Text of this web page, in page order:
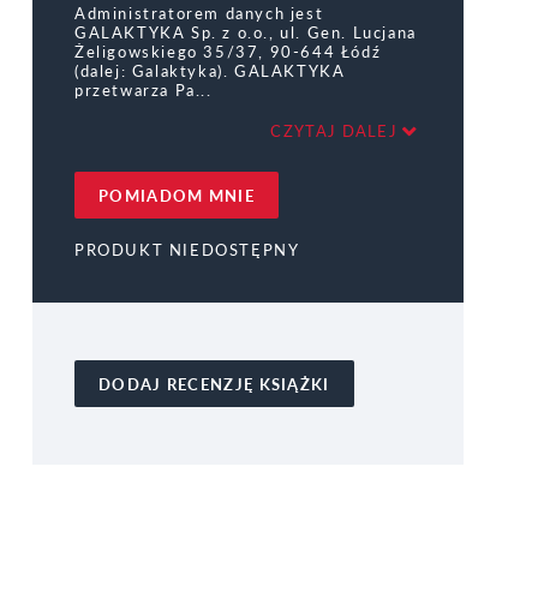
Administratorem danych jest
GALAKTYKA Sp. z o.o., ul. Gen. Lucjana
Żeligowskiego 35/37, 90-644 Łódź
(dalej: Galaktyka). GALAKTYKA
przetwarza Pa
CZYTAJ DALEJ
POMIADOM MNIE
PRODUKT NIEDOSTĘPNY
DODAJ RECENZJĘ KSIĄŻKI